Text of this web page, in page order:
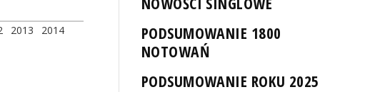
2013
2014
PODSUMOWANIE 1800
NOTOWAŃ
PODSUMOWANIE ROKU 2025